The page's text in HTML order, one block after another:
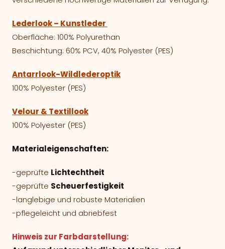
Lederlook – Kunstleder
Oberfläche: 100% Polyurethan
Beschichtung: 60% PCV, 40% Polyester (PES)
Antarrlook-Wildlederoptik
100% Polyester (PES)
Velour & Textillook
100% Polyester (PES)
Materialeigenschaften:
-geprüfte Lichtechtheit
-geprüfte Scheuerfestigkeit
-langlebige und robuste Materialien
-pflegeleicht und abriebfest
Hinweis zur Farbdarstellung: